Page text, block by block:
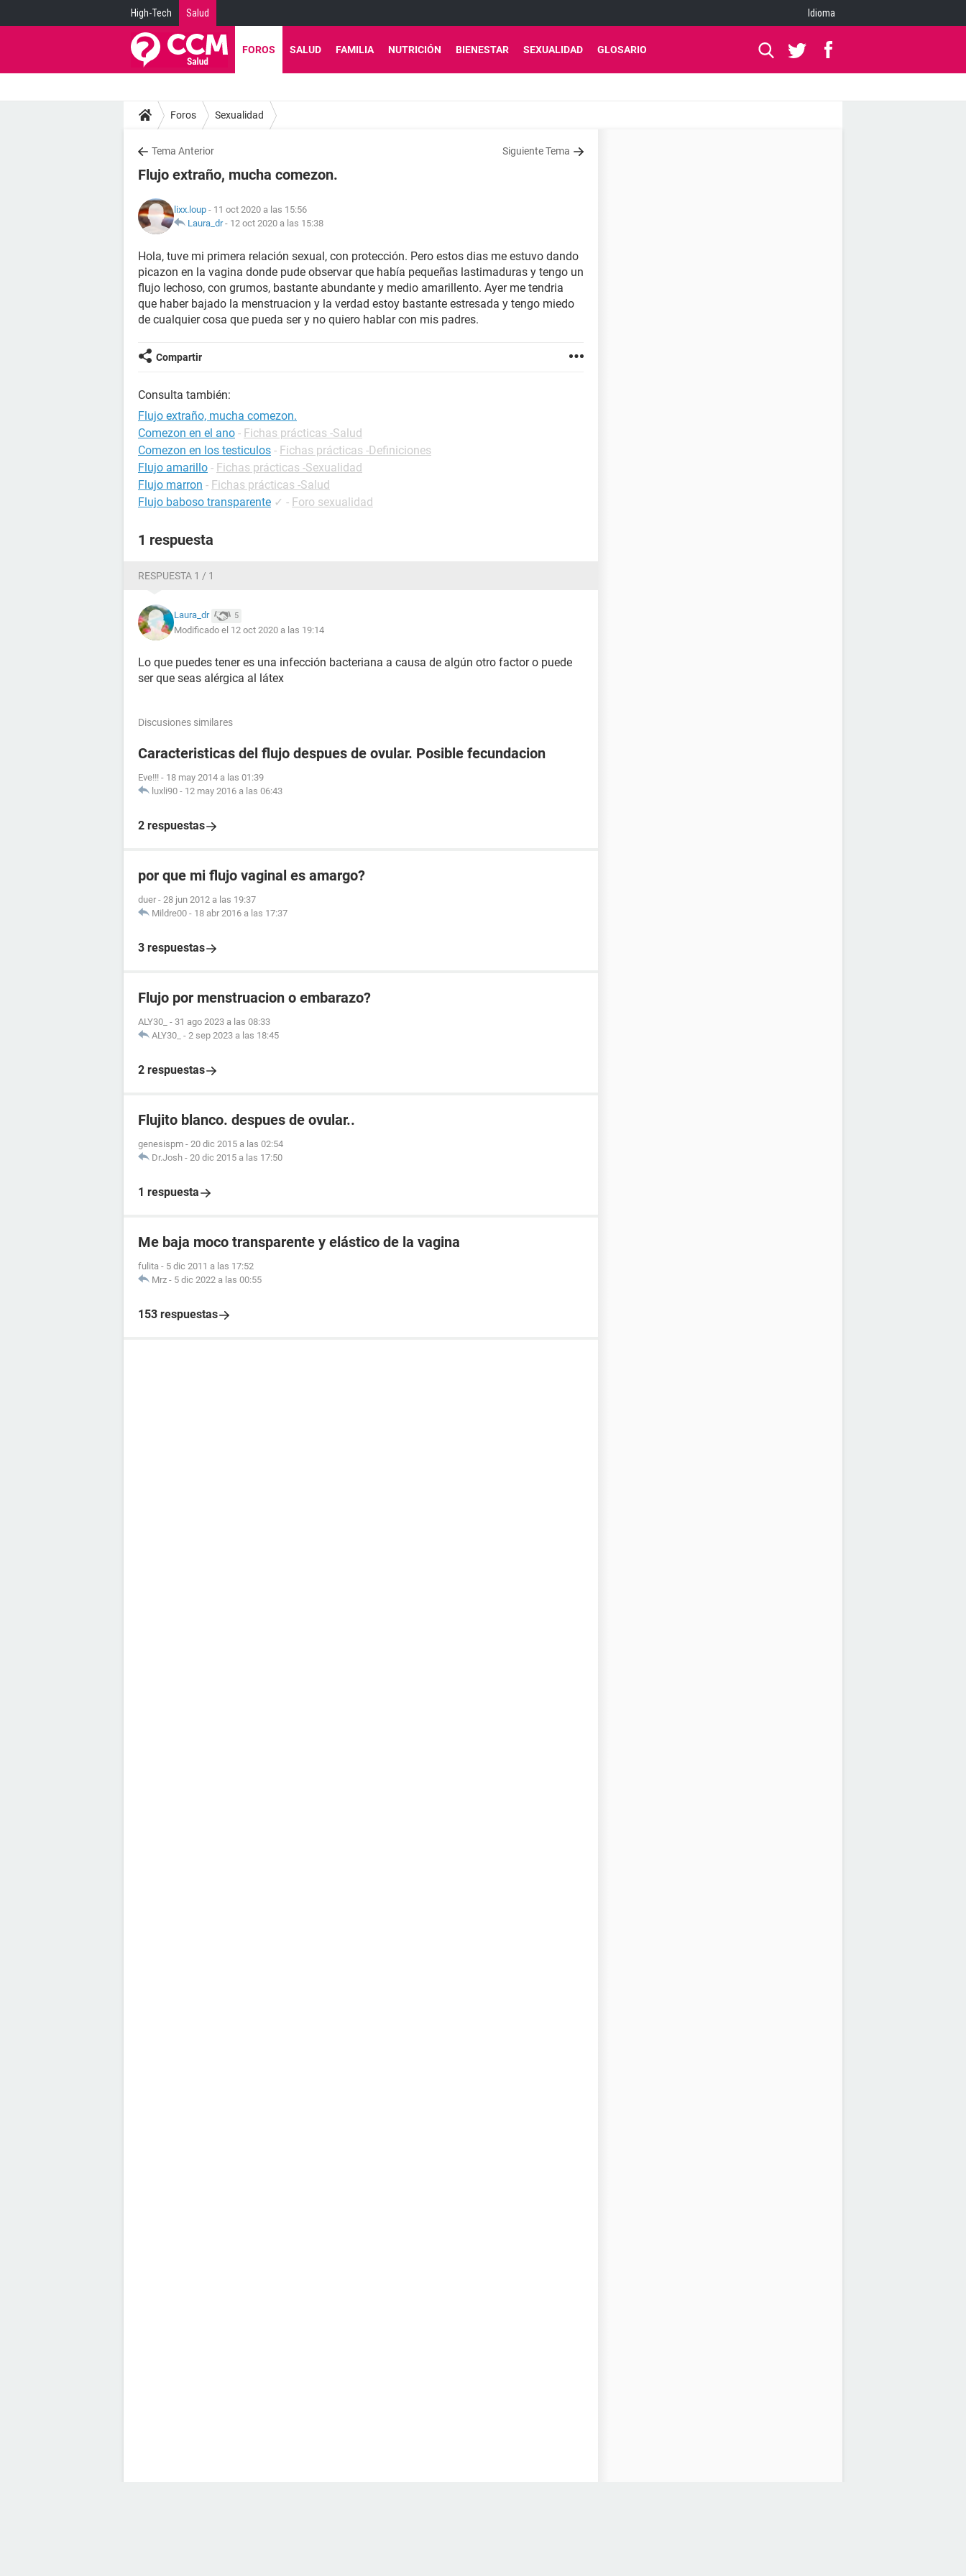
High-Tech Salud Idioma
FOROS SALUD FAMILIA NUTRICIÓN BIENESTAR SEXUALIDAD GLOSARIO
Foros Sexualidad
Tema Anterior Siguiente Tema
Flujo extraño, mucha comezon.
lixx.loup - 11 oct 2020 a las 15:56
Laura_dr- 12 oct 2020 a las 15:38
Hola, tuve mi primera relación sexual, con protección. Pero estos dias me estuvo dando
picazon en la vagina donde pude observar que había pequeñas lastimaduras y tengo un
flujo lechoso, con grumos, bastante abundante y medio amarillento. Ayer me tendria
que haber bajado la menstruacion y la verdad estoy bastante estresada y tengo miedo
de cualquier cosa que pueda ser y no quiero hablar con mis padres.
Compartir
Consulta también:
Flujo extraño, mucha comezon.
Comezon en el ano - Fichas prácticas -Salud
Comezon en los testiculos - Fichas prácticas -Definiciones
Flujo amarillo - Fichas prácticas -Sexualidad
Flujo marron - Fichas prácticas -Salud
Flujo baboso transparente ✓ - Foro sexualidad
1 respuesta
RESPUESTA 1 / 1
Laura_dr 5
Modificado el 12 oct 2020 a las 19:14
Lo que puedes tener es una infección bacteriana a causa de algún otro factor o puede
ser que seas alérgica al látex
Discusiones similares
Caracteristicas del flujo despues de ovular. Posible fecundacion
Eve!!! - 18 may 2014 a las 01:39
luxli90 - 12 may 2016 a las 06:43
2 respuestas
por que mi flujo vaginal es amargo?
duer - 28 jun 2012 a las 19:37
Mildre00 - 18 abr 2016 a las 17:37
3 respuestas
Flujo por menstruacion o embarazo?
ALY30_ - 31 ago 2023 a las 08:33
ALY30_ - 2 sep 2023 a las 18:45
2 respuestas
Flujito blanco. despues de ovular..
genesispm - 20 dic 2015 a las 02:54
Dr.Josh - 20 dic 2015 a las 17:50
1 respuesta
Me baja moco transparente y elástico de la vagina
fulita - 5 dic 2011 a las 17:52
Mrz - 5 dic 2022 a las 00:55
153 respuestas